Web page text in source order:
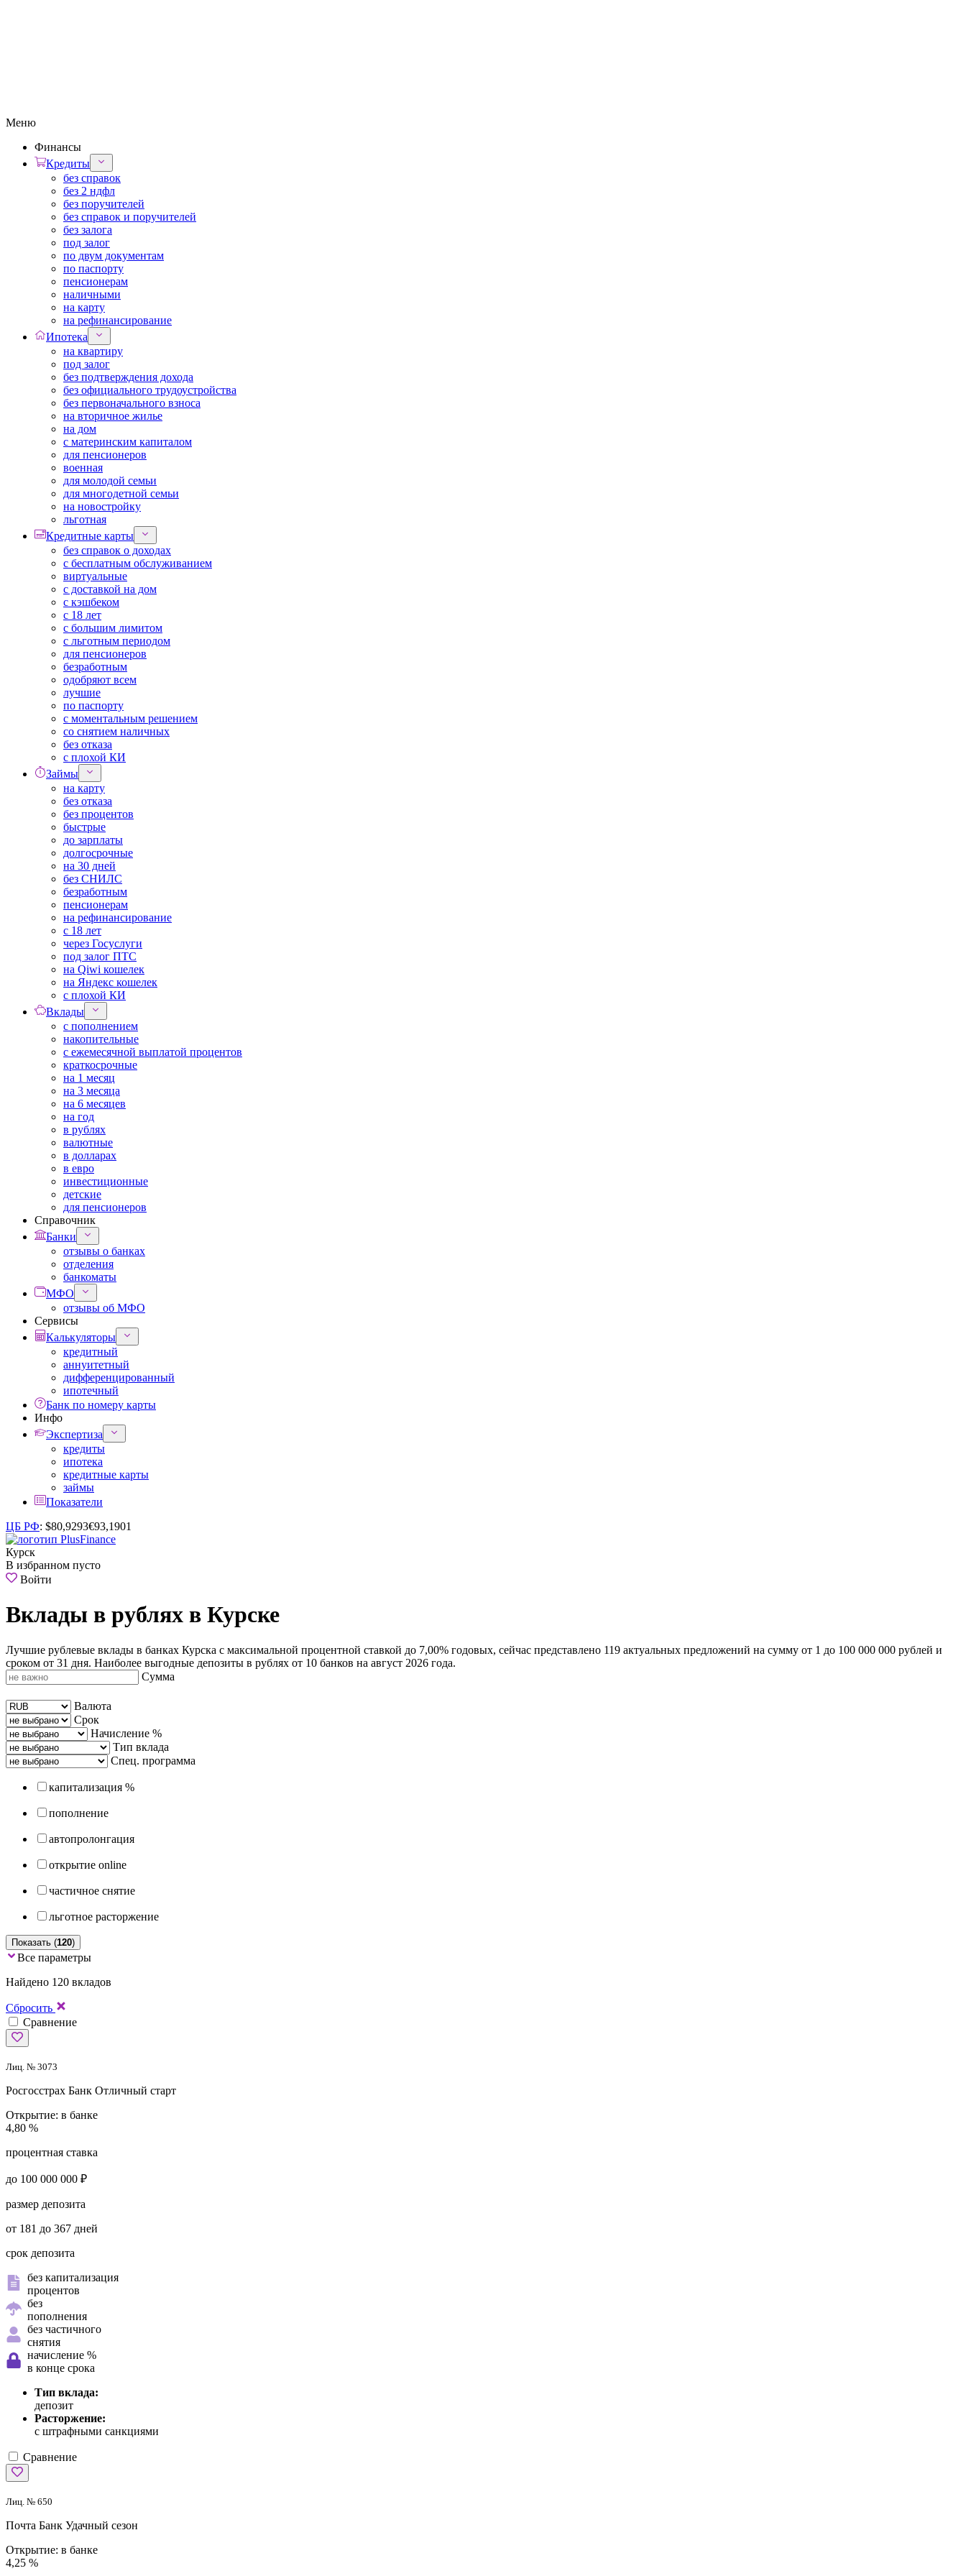
Меню
Финансы
Кредиты
без справок
без 2 ндфл
без поручителей
без справок и поручителей
без залога
под залог
по двум документам
по паспорту
пенсионерам
наличными
на карту
на рефинансирование
Ипотека
на квартиру
под залог
без подтверждения дохода
без официального трудоустройства
без первоначального взноса
на вторичное жилье
на дом
с материнским капиталом
для пенсионеров
военная
для молодой семьи
для многодетной семьи
на новостройку
льготная
Кредитные карты
без справок о доходах
с бесплатным обслуживанием
виртуальные
с доставкой на дом
с кэшбеком
с 18 лет
с большим лимитом
с льготным периодом
для пенсионеров
безработным
одобряют всем
лучшие
по паспорту
с моментальным решением
со снятием наличных
без отказа
с плохой КИ
Займы
на карту
без отказа
без процентов
быстрые
до зарплаты
долгосрочные
на 30 дней
без СНИЛС
безработным
пенсионерам
на рефинансирование
с 18 лет
через Госуслуги
под залог ПТС
на Qiwi кошелек
на Яндекс кошелек
с плохой КИ
Вклады
с пополнением
накопительные
с ежемесячной выплатой процентов
краткосрочные
на 1 месяц
на 3 месяца
на 6 месяцев
на год
в рублях
валютные
в долларах
в евро
инвестиционные
детские
для пенсионеров
Справочник
Банки
отзывы о банках
отделения
банкоматы
МФО
отзывы об МФО
Сервисы
Калькуляторы
кредитный
аннуитетный
дифференцированный
ипотечный
Банк по номеру карты
Инфо
Экспертиза
кредиты
ипотека
кредитные карты
займы
Показатели
ЦБ РФ: $80,9293€93,1901
Курск
В избранном пусто
Войти
Вклады в рублях в Курске
Лучшие рублевые вклады в банках Курска с максимальной процентной ставкой до 7,00% годовых, сейчас представлено 119 актуальных предложений на сумму от 1 до 100 000 000 рублей и
сроком от 31 дня. Наиболее выгодные депозиты в рублях от 10 банков на август 2026 года.
Сумма
Валюта
Срок
Начисление %
Тип вклада
Спец. программа
капитализация %
пополнение
автопролонгация
открытие online
частичное снятие
льготное расторжение
Показать (120)
Все параметры
Найдено 120 вкладов
Сбросить
Сравнение
Лиц. № 3073
Росгосстрах Банк Отличный старт
Открытие: в банке
4,80 %
процентная ставка
до 100 000 000 ₽
размер депозита
от 181 до 367 дней
срок депозита
без капитализация
процентов
без
пополнения
без частичного
снятия
начисление %
в конце срока
Тип вклада:
депозит
Расторжение:
с штрафными санкциями
Сравнение
Лиц. № 650
Почта Банк Удачный сезон
Открытие: в банке
4,25 %